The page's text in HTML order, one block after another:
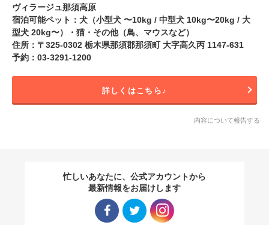
ヴィラージュ那須高原
宿泊可能ペット：犬（小型犬 〜10kg / 中型犬 10kg〜20kg / 大
型犬 20kg〜）・猫・その他（鳥、マウスなど）
住所：〒325-0302 栃木県那須郡那須町 大字高久丙 1147-631
予約：03-3291-1200
詳しくはこちら♪
内容について報告する
忙しいあなたに、公式アカウントから
最新情報をお届けします